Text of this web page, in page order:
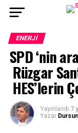
ENERJI
SPD ‘nin
Rüzgar
HES’lerin
Yayınlandı 7
Yazar